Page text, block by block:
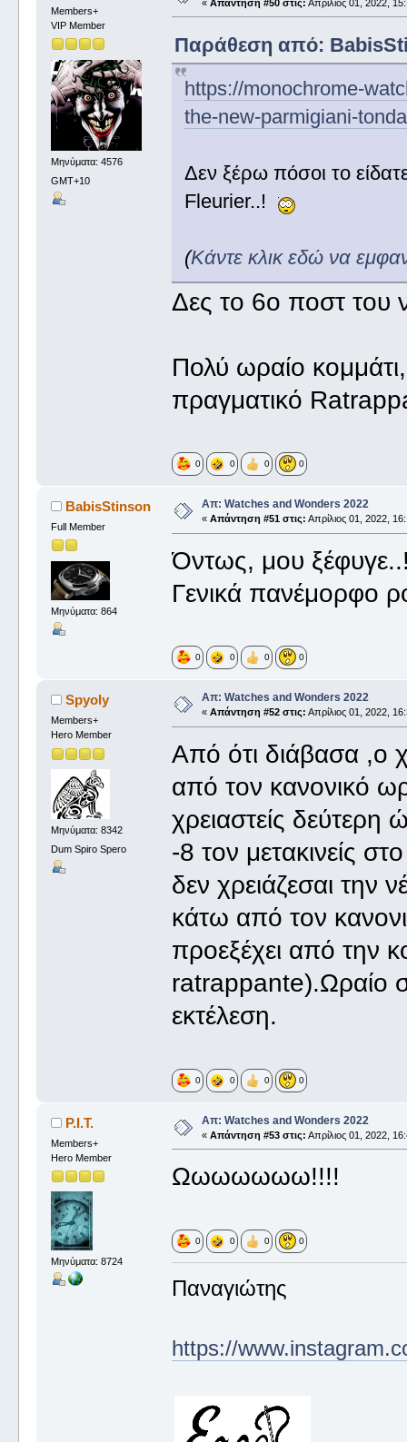
Members+
VIP Member
Μηνύματα: 4576
GMT+10
« Απάντηση #50 στις: Απρίλιος 01, 2022,
Παράθεση από:
https://monochrome-
the-new-parmigiani-
Δεν ξέρω πόσοι το
Fleurier..!
(Κάντε κλικ εδώ να
Δες το 6ο ποστ του
Πολύ ωραίο
πραγματικό
0 0 0 0
BabisStinson
Full Member
Μηνύματα: 864
Απ: Watches and Wonders 2022
« Απάντηση #51 στις: Απρίλιος 01, 2022,
Όντως, μου
Γενικά πανέμορφο
0 0 0 0
Spyoly
Members+
Hero Member
Μηνύματα: 8342
Dum Spiro Spero
Απ: Watches and Wonders 2022
« Απάντηση #52 στις: Απρίλιος 01, 2022,
Από ότι διάβασα ,ο
από τον κανονικό
χρειαστείς
-8 τον μετακινείς
δεν χρειάζεσαι την
κάτω από τον
προεξέχει από την
ratrappante).Ωραίο
εκτέλεση.
0 0 0 0
P.I.T.
Members+
Hero Member
Μηνύματα: 8724
Απ: Watches and Wonders 2022
« Απάντηση #53 στις: Απρίλιος 01, 2022,
Ωωωωωωω!!!!
0 0 0 0
Παναγιώτης
https://